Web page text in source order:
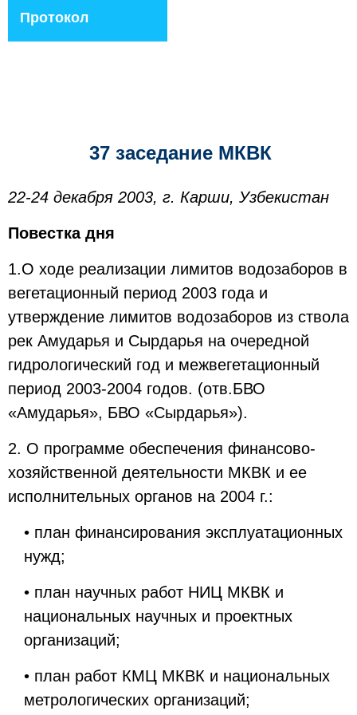
Протокол
37 заседание МКВК
22-24 декабря 2003, г. Карши, Узбекистан
Повестка дня
1.О ходе реализации лимитов водозаборов в
вегетационный период 2003 года и
утверждение лимитов водозаборов из ствола
рек Амударья и Сырдарья на очередной
гидрологический год и межвегетационный
период 2003-2004 годов. (отв.БВО
«Амударья», БВО «Сырдарья»).
2. О программе обеспечения финансово-
хозяйственной деятельности МКВК и ее
исполнительных органов на 2004 г.:
• план финансирования эксплуатационных
нужд;
• план научных работ НИЦ МКВК и
национальных научных и проектных
организаций;
• план работ КМЦ МКВК и национальных
метрологических организаций;